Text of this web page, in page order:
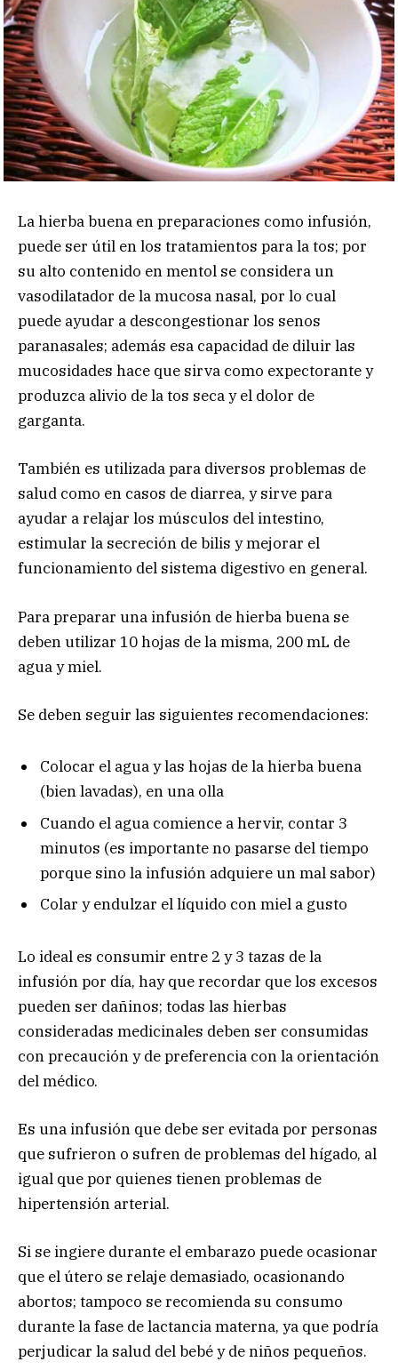
La hierba buena en preparaciones como infusión,
puede ser útil en los tratamientos para la tos; por
su alto contenido en mentol se considera un
vasodilatador de la mucosa nasal, por lo cual
puede ayudar a descongestionar los senos
paranasales; además esa capacidad de diluir las
mucosidades hace que sirva como expectorante y
produzca alivio de la tos seca y el dolor de
garganta.
También es utilizada para diversos problemas de
salud como en casos de diarrea, y sirve para
ayudar a relajar los músculos del intestino,
estimular la secreción de bilis y mejorar el
funcionamiento del sistema digestivo en general.
Para preparar una infusión de hierba buena se
deben utilizar 10 hojas de la misma, 200 mL de
agua y miel.
Se deben seguir las siguientes recomendaciones:
Colocar el agua y las hojas de la hierba buena
(bien lavadas), en una olla
Cuando el agua comience a hervir, contar 3
minutos (es importante no pasarse del tiempo
porque sino la infusión adquiere un mal sabor)
Colar y endulzar el líquido con miel a gusto
Lo ideal es consumir entre 2 y 3 tazas de la
infusión por día, hay que recordar que los excesos
pueden ser dañinos; todas las hierbas
consideradas medicinales deben ser consumidas
con precaución y de preferencia con la orientación
del médico.
Es una infusión que debe ser evitada por personas
que sufrieron o sufren de problemas del hígado, al
igual que por quienes tienen problemas de
hipertensión arterial.
Si se ingiere durante el embarazo puede ocasionar
que el útero se relaje demasiado, ocasionando
abortos; tampoco se recomienda su consumo
durante la fase de lactancia materna, ya que podría
perjudicar la salud del bebé y de niños pequeños.